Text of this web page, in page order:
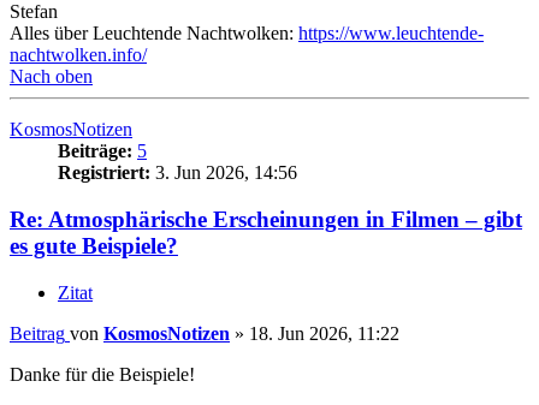
Stefan
Alles über Leuchtende Nachtwolken: https://www.leuchtende-
nachtwolken.info/
Nach oben
KosmosNotizen
Beiträge: 5
Registriert: 3. Jun 2026, 14:56
Re: Atmosphärische Erscheinungen in Filmen – gibt
es gute Beispiele?
Zitat
Beitrag von KosmosNotizen » 18. Jun 2026, 11:22
Danke für die Beispiele!